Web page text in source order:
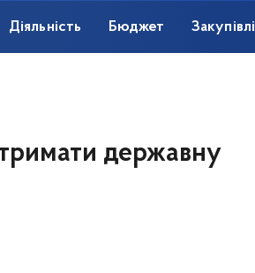
Діяльність Бюджет Закупівлі
державну